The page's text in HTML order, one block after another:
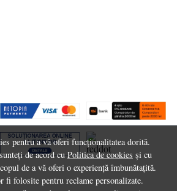
pentru a vă oferi funcționalitatea dorită.
de acord cuPolitica de cookies și cu
de a vă oferi o experiență îmbunătațită.
fi folosite pentru reclame personalizate.